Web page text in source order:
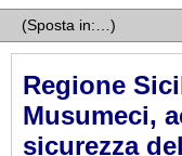
Regione
Musumeci,
sicurezza